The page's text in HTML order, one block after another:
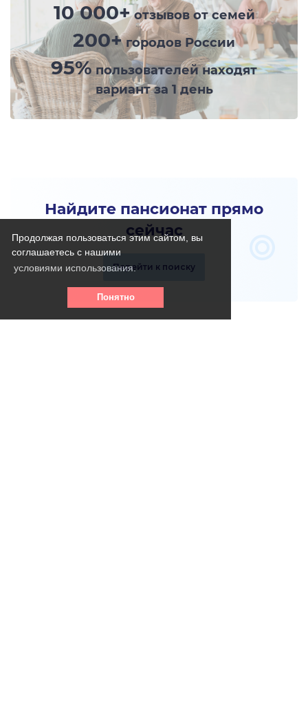
Продолжая пользоваться этим сайтом, вы
соглашаетесь с нашими
условиями использования.
Понятно
10 000+отзывов от семей
200+городов России
95%пользователей находят
вариант за 1 день
Найдите пансионат прямо
сейчас
Перейти к поиску